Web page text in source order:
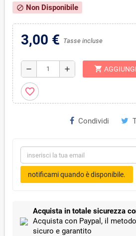
block Non Disponibile
3,00 € Tasse incluse
remove add shopping_cart
favorite_border
Condividi
notificami quando è disponibile.
Acquista in totale sicurezza
Acquista con Paypal, il
sicuro e garantito